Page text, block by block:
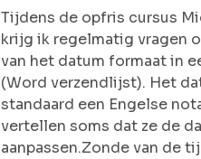
Tijdens de opfris cursus
krijg ik regelmatig vragen
van het datum formaat in
(Word verzendlijst). Het
standaard een Engelse
vertellen soms dat ze de
aanpassen.Zonde van de